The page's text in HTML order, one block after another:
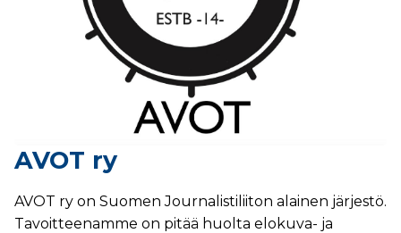
AVOT ry
AVOT ry on Suomen Journalistiliiton alainen järjestö.
Tavoitteenamme on pitää huolta elokuva- ja